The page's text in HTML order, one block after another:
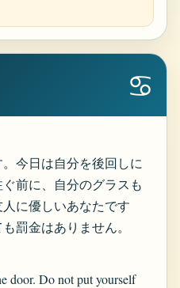
♋
今日は自分を後回しに
前に、自分のグラスも
に優しいあなたです
罰金はありません。
door. Do not put yourself